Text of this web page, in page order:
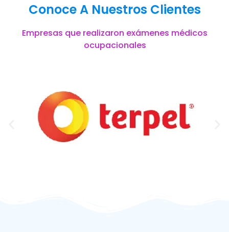
Conoce A Nuestros Clientes
Empresas que realizaron exámenes médicos
ocupacionales